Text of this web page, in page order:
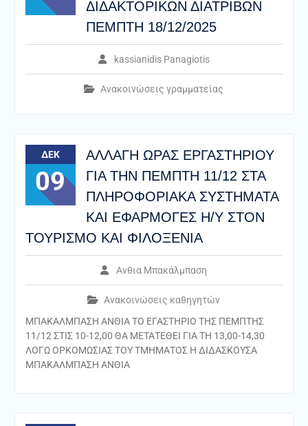
ΔΙΔΑΚΤΟΡΙΚΩΝ ΔΙΑΤΡΙΒΩΝ
ΠΕΜΠΤΗ 18/12/2025
kassianidis Panagiotis
Ανακοινώσεις γραμματείας
ΔΕΚ
09
ΑΛΛΑΓΗ ΩΡΑΣ ΕΡΓΑΣΤΗΡΙΟΥ
ΓΙΑ ΤΗΝ ΠΕΜΠΤΗ 11/12 ΣΤΑ
ΠΛΗΡΟΦΟΡΙΑΚΑ ΣΥΣΤΗΜΑΤΑ
ΚΑΙ ΕΦΑΡΜΟΓΕΣ Η/Υ ΣΤΟΝ
ΤΟΥΡΙΣΜΟ ΚΑΙ ΦΙΛΟΞΕΝΙΑ
Ανθια Μπακάλμπαση
Ανακοινώσεις καθηγητών
ΜΠΑΚΑΛΜΠΑΣΗ ΑΝΘΙΑ ΤΟ ΕΓΑΣΤΗΡΙΟ ΤΗΣ ΠΕΜΠΤΗΣ
11/12 ΣΤΙΣ 10-12,00 ΘΑ ΜΕΤΑΤΕΘΕΙ ΓΙΑ ΤΗ 13,00-14,30
ΛΟΓΩ ΟΡΚΟΜΩΣΙΑΣ ΤΟΥ ΤΜΗΜΑΤΟΣ Η ΔΙΔΑΣΚΟΥΣΑ
ΜΠΑΚΑΛΜΠΑΣΗ ΑΝΘΙΑ